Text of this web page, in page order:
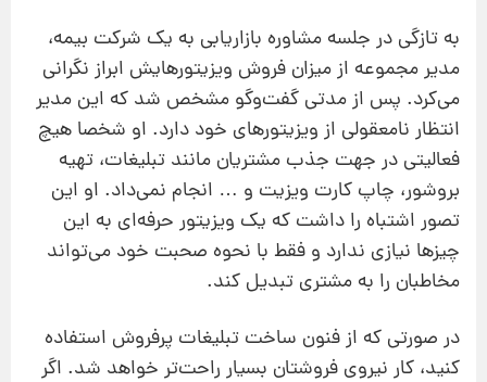
به تازگی در جلسه مشاوره بازاریابی به یک شرکت بیمه،
مدیر مجموعه از میزان فروش ویزیتورهایش ابراز نگرانی
می‌کرد. پس از مدتی گفت‌وگو مشخص شد که این مدیر
انتظار نامعقولی از ویزیتور‌های خود دارد. او شخصا هیچ
فعالیتی در جهت جذب مشتریان مانند تبلیغات، تهیه
بروشور، چاپ کارت ویزیت و … انجام نمی‌داد. او این
تصور اشتباه را داشت که یک ویزیتور حرفه‌ای به این
چیزها نیازی ندارد و فقط با نحوه صحبت خود می‌تواند
مخاطبان را به مشتری تبدیل کند.
در ‌صورتی ‌كه از فنون ساخت تبلیغات پرفروش استفاده
کنید، کار نيروی فروشتان بسیار راحت‌تر خواهد شد. اگر